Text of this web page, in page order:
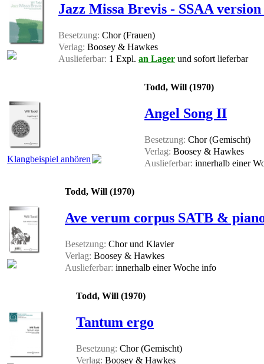
Jazz Missa Brevis - SSAA
Besetzung: Chor (Frauen)
Verlag: Boosey & Hawkes
Auslieferbar: 1 Expl. an Lager und sofort lieferbar
Klangbeispiel anhören
Todd, Will (1970)
Angel Song II
Besetzung: Chor (Gemischt)
Verlag: Boosey & Hawkes
Auslieferbar: innerhalb einer
Todd, Will (1970)
Ave verum corpus SATB &
Besetzung: Chor und Klavier
Verlag: Boosey & Hawkes
Auslieferbar: innerhalb einer Woche info
Todd, Will (1970)
Tantum ergo
Besetzung: Chor (Gemischt)
Verlag: Boosey & Hawkes